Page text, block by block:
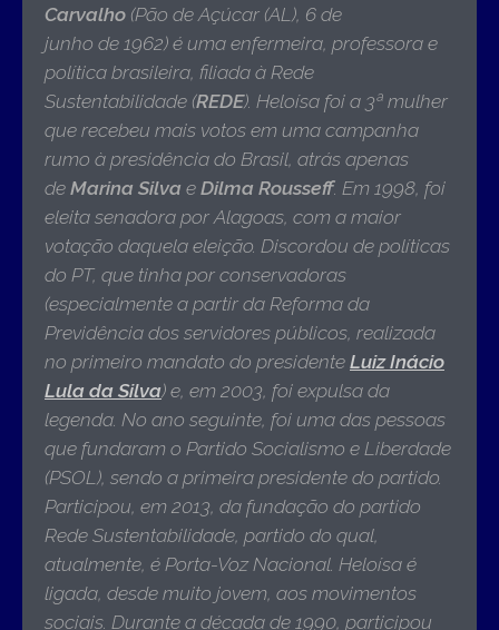
Carvalho (Pão de Açúcar (AL), 6 de
junho de 1962) é uma enfermeira, professora e
política brasileira, filiada à Rede
Sustentabilidade (REDE). Heloísa foi a 3ª mulher
que recebeu mais votos em uma campanha
rumo à presidência do Brasil, atrás apenas
de Marina Silva e Dilma Rousseff. Em 1998, foi
eleita senadora por Alagoas, com a maior
votação daquela eleição. Discordou de políticas
do PT, que tinha por conservadoras
(especialmente a partir da Reforma da
Previdência dos servidores públicos, realizada
no primeiro mandato do presidente Luiz Inácio
Lula da Silva) e, em 2003, foi expulsa da
legenda. No ano seguinte, foi uma das pessoas
que fundaram o Partido Socialismo e Liberdade
(PSOL), sendo a primeira presidente do partido.
Participou, em 2013, da fundação do partido
Rede Sustentabilidade, partido do qual,
atualmente, é Porta-Voz Nacional. Heloísa é
ligada, desde muito jovem, aos movimentos
sociais. Durante a década de 1990, participou